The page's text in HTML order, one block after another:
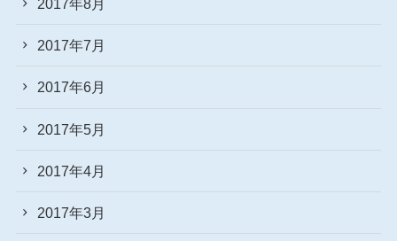
2017年8月
2017年7月
2017年6月
2017年5月
2017年4月
2017年3月